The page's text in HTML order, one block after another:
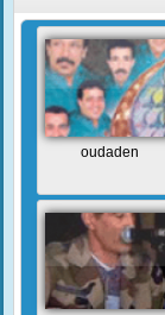
oudaden